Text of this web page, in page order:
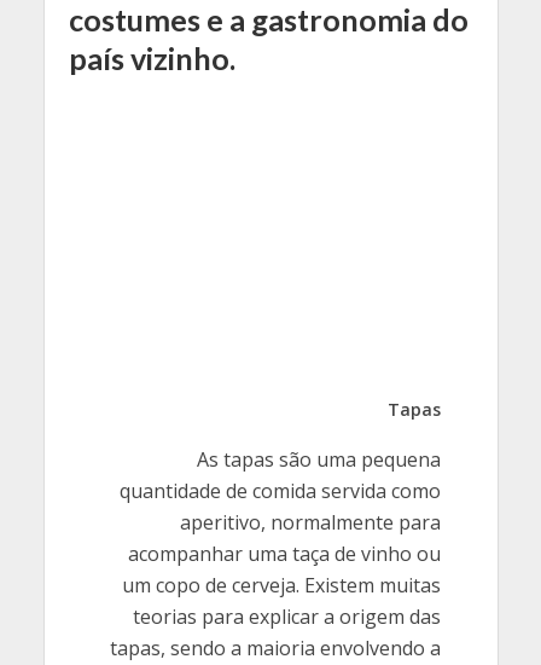
costumes e a gastronomia do
país vizinho.
Tapas
As tapas são uma pequena
quantidade de comida servida como
aperitivo, normalmente para
acompanhar uma taça de vinho ou
um copo de cerveja. Existem muitas
teorias para explicar a origem das
tapas, sendo a maioria envolvendo a